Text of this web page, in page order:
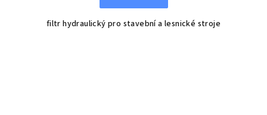
filtr hydraulický pro stavební a lesnické stroje